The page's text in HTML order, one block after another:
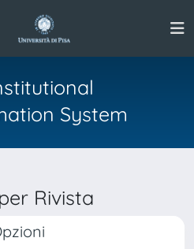
System
Rivista